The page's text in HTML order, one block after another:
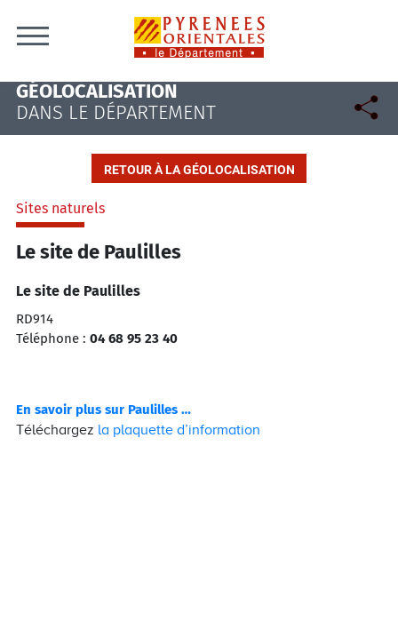
GÉOLOCALISATION
DANS LE DÉPARTEMENT
RETOUR À LA GÉOLOCALISATION
Sites naturels
Le site de Paulilles
Le site de Paulilles
RD914
Téléphone : 04 68 95 23 40
En savoir plus sur Paulilles …
Téléchargez la plaquette d’information